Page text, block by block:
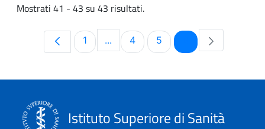
Mostrati 41 - 43 su 43 risultati.
Pagina
1 ...Pagine intermedie Use TAB to
Pagina
4 Pagina
5 Pagina
Istituto Superiore di Sanità